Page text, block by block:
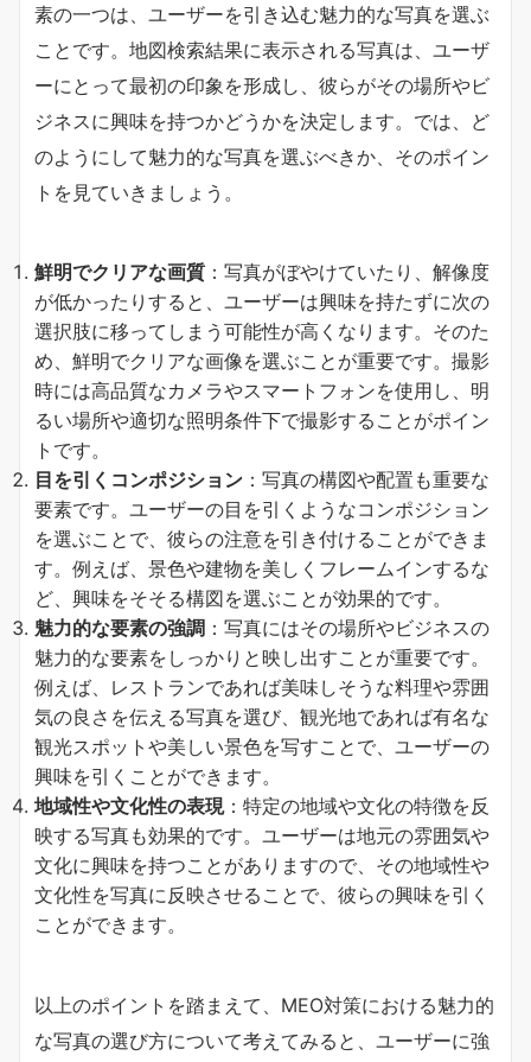
素の一つは、ユーザーを引き込む魅力的な写真を選ぶ
ことです。地図検索結果に表示される写真は、ユーザ
ーにとって最初の印象を形成し、彼らがその場所やビ
ジネスに興味を持つかどうかを決定します。では、ど
のようにして魅力的な写真を選ぶべきか、そのポイン
トを見ていきましょう。
鮮明でクリアな画質 ：写真がぼやけていたり、解像度
が低かったりすると、ユーザーは興味を持たずに次の
選択肢に移ってしまう可能性が高くなります。そのた
め、鮮明でクリアな画像を選ぶことが重要です。撮影
時には高品質なカメラやスマートフォンを使用し、明
るい場所や適切な照明条件下で撮影することがポイン
トです。
目を引くコンポジション ：写真の構図や配置も重要な
要素です。ユーザーの目を引くようなコンポジション
を選ぶことで、彼らの注意を引き付けることができま
す。例えば、景色や建物を美しくフレームインするな
ど、興味をそそる構図を選ぶことが効果的です。
魅力的な要素の強調 ：写真にはその場所やビジネスの
魅力的な要素をしっかりと映し出すことが重要です。
例えば、レストランであれば美味しそうな料理や雰囲
気の良さを伝える写真を選び、観光地であれば有名な
観光スポットや美しい景色を写すことで、ユーザーの
興味を引くことができます。
地域性や文化性の表現：特定の地域や文化の特徴を反
映する写真も効果的です。ユーザーは地元の雰囲気や
文化に興味を持つことがありますので、その地域性や
文化性を写真に反映させることで、彼らの興味を引く
ことができます。
以上のポイントを踏まえて、MEO対策における魅力的
な写真の選び方について考えてみると、ユーザーに強